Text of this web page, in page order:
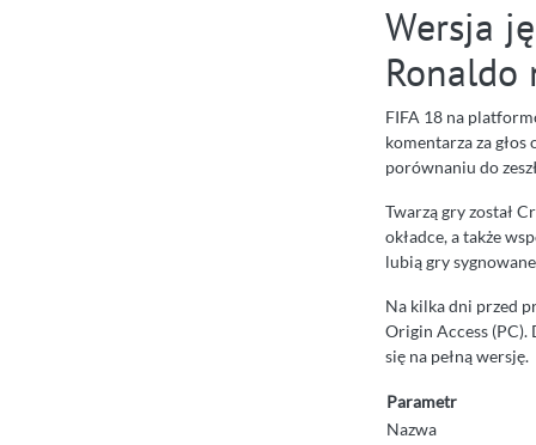
Wersja
Ronaldo
FIFA 18 na
komentarza za
porównaniu do
Twarzą gry został
okładce, a także
lubią gry
Na kilka dni przed
Origin Access (PC).
się na pełną wersję.
Parametr
Nazwa